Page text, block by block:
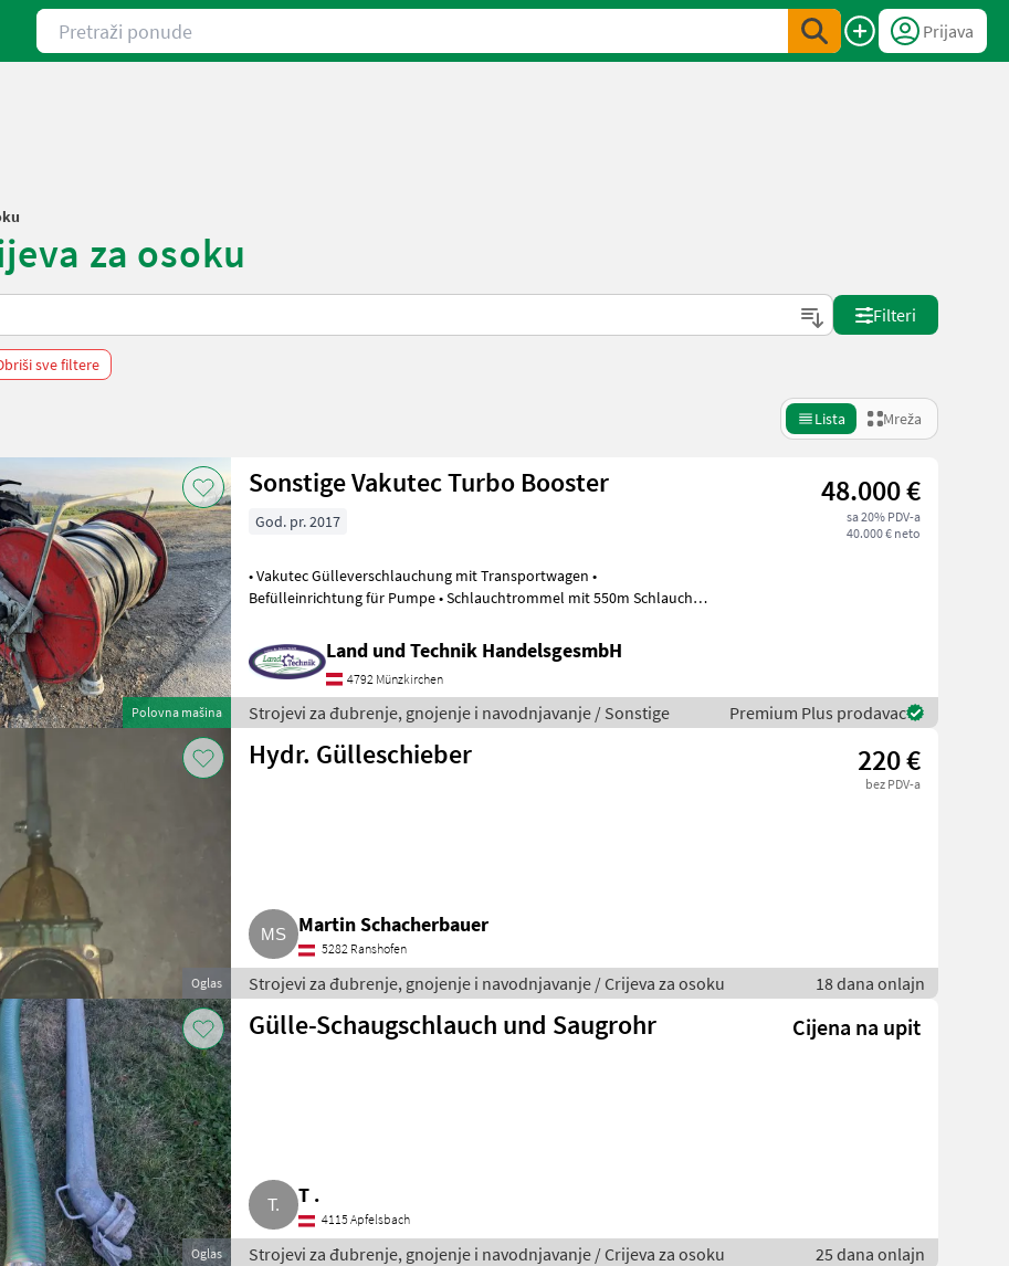
Pretraži ponude
Prijava
za osoku
Filteri
sve filtere
Lista Mreža
Polovna mašina
Sonstige Vakutec Turbo Booster 48.000 €
sa 20% PDV-a
40.000 € neto
God. pr. 2017
• Vakutec Gülleverschlauchung mit Transportwagen •
Befülleinrichtung für Pumpe • Schlauchtrommel mit 550m Schlauch •
Land und Technik HandelsgesmbH
4792 Münzkirchen
Strojevi za đubrenje, gnojenje i navodnjavanje / Sonstige Premium Plus prodavac
Oglas
Hydr. Gülleschieber 220 €
bez PDV-a
Martin Schacherbauer
5282 Ranshofen
Strojevi za đubrenje, gnojenje i navodnjavanje / Crijeva za osoku 18 dana onlajn
Oglas
Gülle-Schaugschlauch und Saugrohr Cijena na upit
T .
4115 Apfelsbach
Strojevi za đubrenje, gnojenje i navodnjavanje / Crijeva za osoku 25 dana onlajn